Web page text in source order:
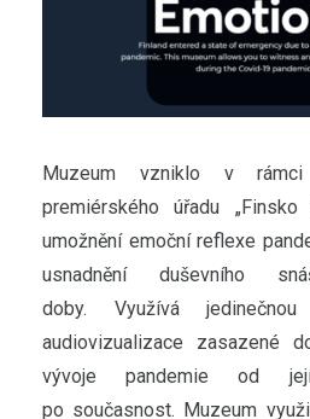
Muzeum vzniklo v rámci
premiérského úřadu
umožnění emoční reflexe
usnadnění duševního
doby. Využívá
audiovizualizace zasazené
vývoje pandemie od
po současnost. Muzeum